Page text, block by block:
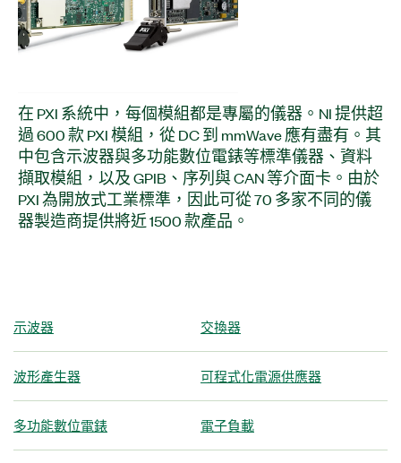
在 PXI 系統中，每個模組都是專屬的儀器。NI 提供超
過 600 款 PXI 模組，從 DC 到 mmWave 應有盡有。其
中包含示波器與多功能數位電錶等標準儀器、資料
擷取模組，以及 GPIB、序列與 CAN 等介面卡。由於
PXI 為開放式工業標準，因此可從 70 多家不同的儀
器製造商提供將近 1500 款產品。
示波器
波形產生器
多功能數位電錶
交換器
可程式化電源供應器
電子負載